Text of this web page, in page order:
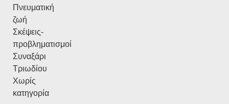
Πνευματική
ζωή
Σκέψεις-
προβληματισμοί
Συναξάρι
Τριωδίου
Χωρίς
κατηγορία